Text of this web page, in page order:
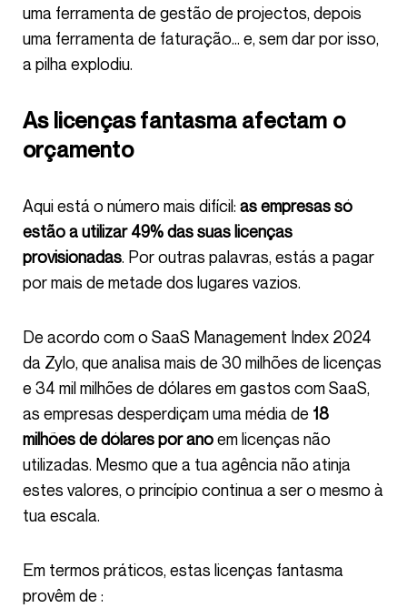
uma ferramenta de gestão de projectos, depois
uma ferramenta de faturação… e, sem dar por isso,
a pilha explodiu.
As licenças fantasma afectam o
orçamento
Aqui está o número mais difícil: as empresas só
estão a utilizar 49% das suas licenças
provisionadas. Por outras palavras, estás a pagar
por mais de metade dos lugares vazios.
De acordo com o SaaS Management Index 2024
da Zylo, que analisa mais de 30 milhões de licenças
e 34 mil milhões de dólares em gastos com SaaS,
as empresas desperdiçam uma média de 18
milhões de dólares por anoem licenças não
utilizadas. Mesmo que a tua agência não atinja
estes valores, o princípio continua a ser o mesmo à
tua escala.
Em termos práticos, estas licenças fantasma
provêm de :